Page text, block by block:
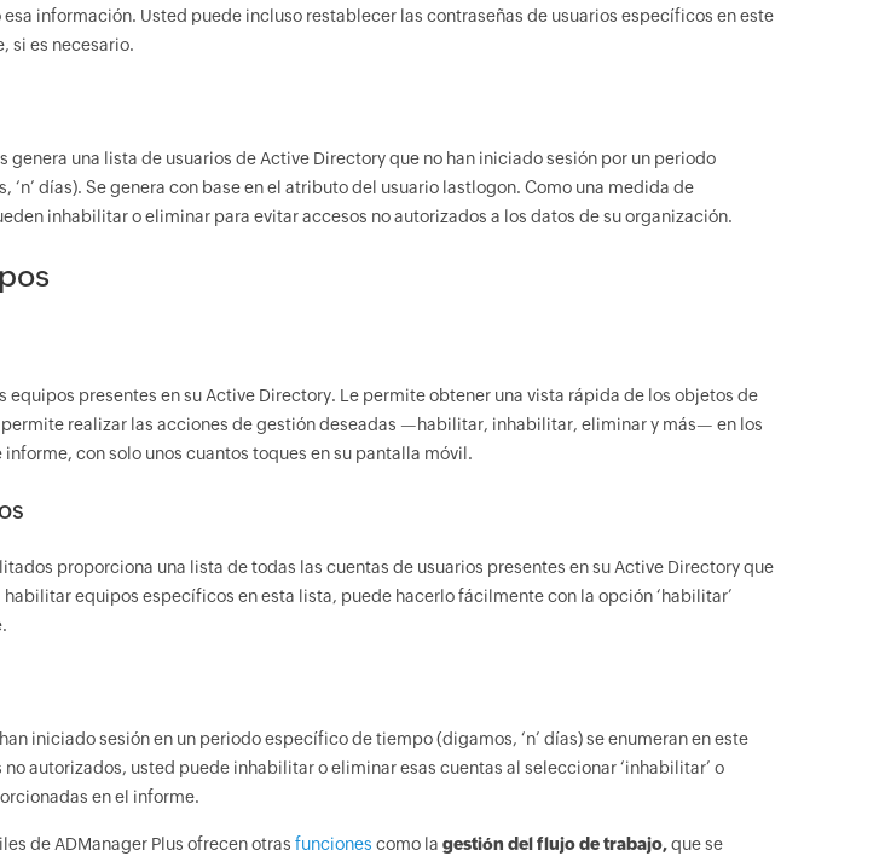
información. Usted puede incluso restablecer las contraseñas de usuarios específicos en este
si es necesario.
genera una lista de usuarios de Active Directory que no han iniciado sesión por un periodo
días). Se genera con base en el atributo del usuario lastlogon. Como una medida de
inhabilitar o eliminar para evitar accesos no autorizados a los datos de su organización.
equipos presentes en su Active Directory. Le permite obtener una vista rápida de los objetos de
realizar las acciones de gestión deseadas —habilitar, inhabilitar, eliminar y más— en los
con solo unos cuantos toques en su pantalla móvil.
proporciona una lista de todas las cuentas de usuarios presentes en su Active Directory que
equipos específicos en esta lista, puede hacerlo fácilmente con la opción ‘habilitar’
iniciado sesión en un periodo específico de tiempo (digamos, ‘n’ días) se enumeran en este
autorizados, usted puede inhabilitar o eliminar esas cuentas al seleccionar ‘inhabilitar’ o
en el informe.
de ADManager Plus ofrecen otras funciones como la gestión del flujo de trabajo,que se